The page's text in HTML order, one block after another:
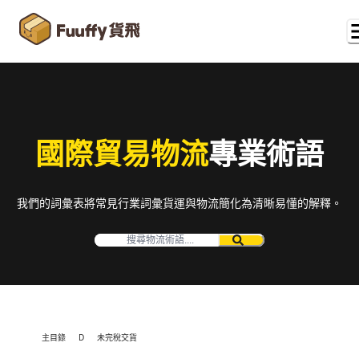
國際貿易物流專業術語
我們的詞彙表將常見行業詞彙貨運與物流簡化為清晰易懂的解釋。
主目錄 D 未完稅交貨